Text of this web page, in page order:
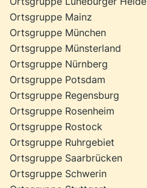
Ortsgruppe Mainz
Ortsgruppe München
Ortsgruppe Münsterland
Ortsgruppe Nürnberg
Ortsgruppe Potsdam
Ortsgruppe Regensburg
Ortsgruppe Rosenheim
Ortsgruppe Rostock
Ortsgruppe Ruhrgebiet
Ortsgruppe Saarbrücken
Ortsgruppe Schwerin